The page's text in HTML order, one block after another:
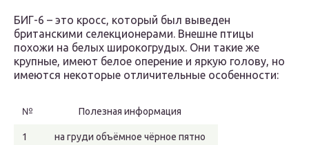
БИГ-6 – это кросс, который был выведен
британскими селекционерами. Внешне птицы
похожи на белых широкогрудых. Они такие же
крупные, имеют белое оперение и яркую голову, но
имеются некоторые отличительные особенности:
№ Полезная информация
1 на груди объёмное чёрное пятно